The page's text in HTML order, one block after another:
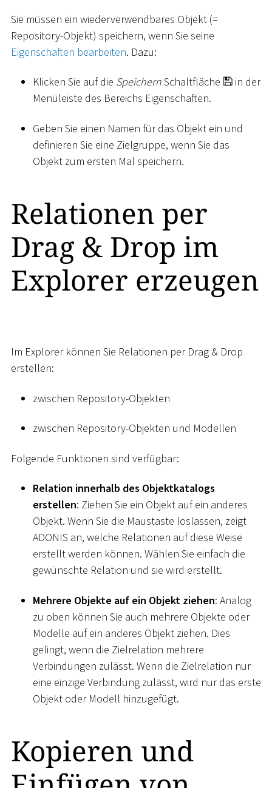
Sie müssen ein wiederverwendbares Objekt (=
Repository-Objekt) speichern, wenn Sie seine
Eigenschaften bearbeiten. Dazu:
Klicken Sie auf die SpeichernSchaltfläche
in der
Menüleiste des Bereichs Eigenschaften.
Geben Sie einen Namen für das Objekt ein und
definieren Sie eine Zielgruppe, wenn Sie das
Objekt zum ersten Mal speichern.
Relationen per
Drag & Drop im
Explorer erzeugen
Im Explorer können Sie Relationen per Drag & Drop
erstellen:
zwischen Repository-Objekten
zwischen Repository-Objekten und Modellen
Folgende Funktionen sind verfügbar:
Relation innerhalb des Objektkatalogs
erstellen: Ziehen Sie ein Objekt auf ein anderes
Objekt. Wenn Sie die Maustaste loslassen, zeigt
ADONIS an, welche Relationen auf diese Weise
erstellt werden können. Wählen Sie einfach die
gewünschte Relation und sie wird erstellt.
Mehrere Objekte auf ein Objekt ziehen: Analog
zu oben können Sie auch mehrere Objekte oder
Modelle auf ein anderes Objekt ziehen. Dies
gelingt, wenn die Zielrelation mehrere
Verbindungen zulässt. Wenn die Zielrelation nur
eine einzige Verbindung zulässt, wird nur das erste
Objekt oder Modell hinzugefügt.
Kopieren und